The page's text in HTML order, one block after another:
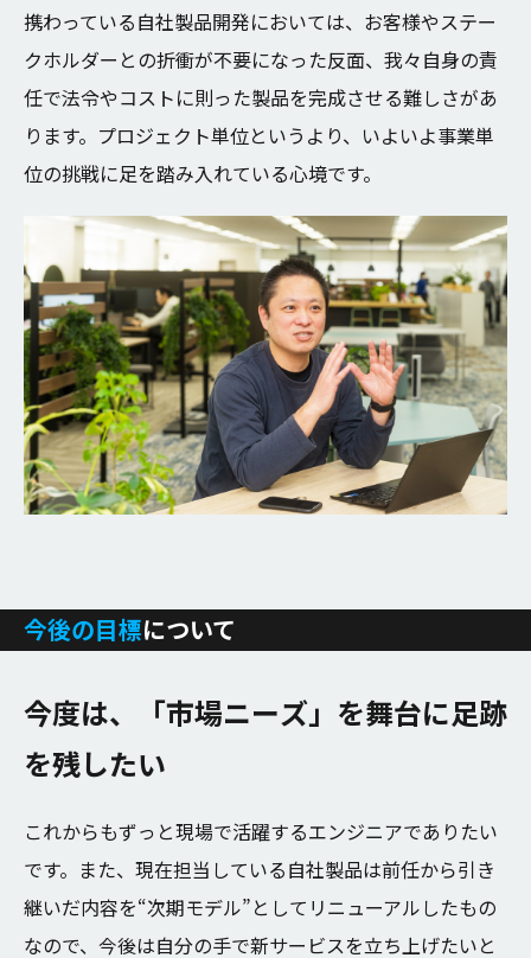
携わっている自社製品開発においては、お客様やステー
クホルダーとの折衝が不要になった反面、我々自身の責
任で法令やコストに則った製品を完成させる難しさがあ
ります。プロジェクト単位というより、いよいよ事業単
位の挑戦に足を踏み入れている心境です。
今後の目標について
今度は、 「市場ニーズ」 を舞台に足跡
を残したい
これからもずっと現場で活躍するエンジニアでありたい
です。また、現在担当している自社製品は前任から引き
継いだ内容を“次期モデル”としてリニューアルしたもの
なので、今後は自分の手で新サービスを立ち上げたいと